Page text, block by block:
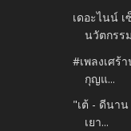
เดอะไนน์
นวัตกรร
#เพลงเศร้
กุญแ...
"เต้ - ดีนา
เยา...